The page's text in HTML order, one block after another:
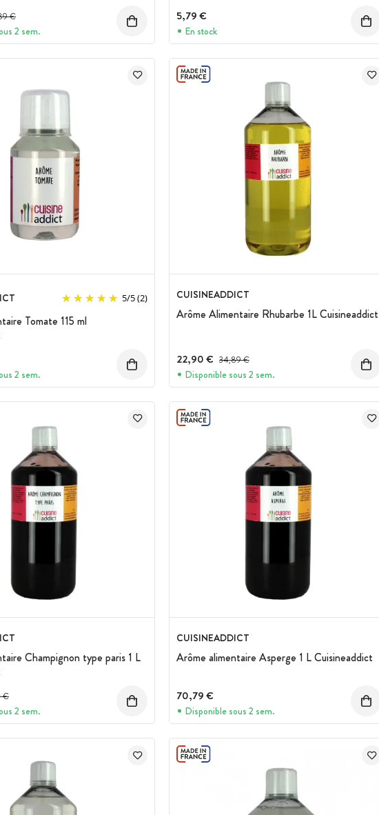
réduction :
€
2 sem.
5,79 €
En stock
5/5(2)
Tomate 115 ml
2 sem.
CUISINEADDICT
Arôme Alimentaire Rhubarbe 1L Cuisineaddict
22,90 € Prix avant réduction :
34,89 €
Disponible sous 2 sem.
Champignon type paris 1 L
réduction :
€
2 sem.
CUISINEADDICT
Arôme alimentaire Asperge 1 L Cuisineaddict
70,79 €
Disponible sous 2 sem.